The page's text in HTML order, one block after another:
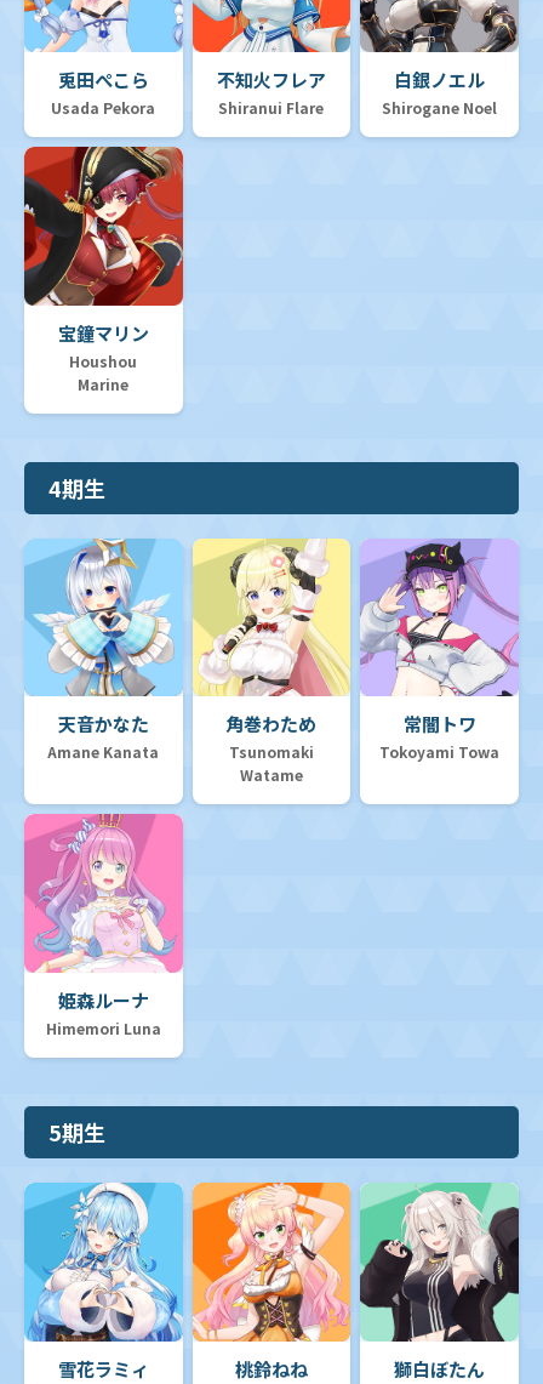
兎田ぺこら
Usada Pekora
不知火フレア
Shiranui Flare
白銀ノエル
Shirogane Noel
宝鐘マリン
Houshou
Marine
4期生
天音かなた
Amane Kanata
角巻わため
Tsunomaki
Watame
常闇トワ
Tokoyami Towa
姫森ルーナ
Himemori Luna
5期生
雪花ラミィ 桃鈴ねね 獅白ぼたん